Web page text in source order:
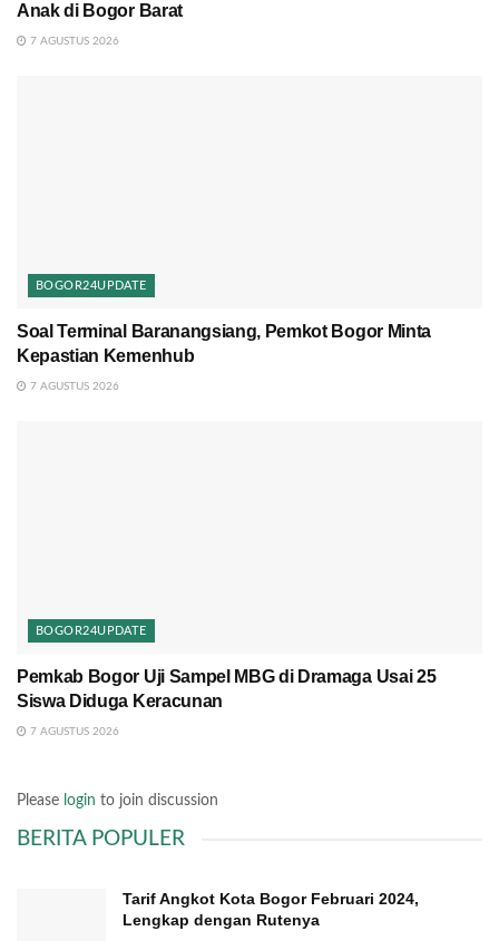
Anak di Bogor Barat
7 AGUSTUS 2026
BOGOR24UPDATE
Soal Terminal Baranangsiang, Pemkot Bogor Minta
Kepastian Kemenhub
7 AGUSTUS 2026
BOGOR24UPDATE
Pemkab Bogor Uji Sampel MBG di Dramaga Usai 25
Siswa Diduga Keracunan
7 AGUSTUS 2026
Please login to join discussion
BERITA POPULER
Tarif Angkot Kota Bogor Februari 2024,
Lengkap dengan Rutenya